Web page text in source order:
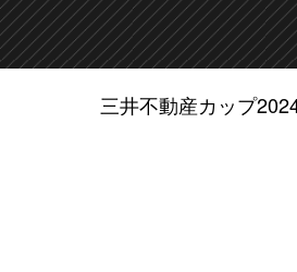
三井不動産カップ